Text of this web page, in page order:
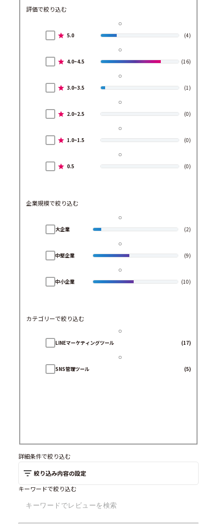
評価で絞り込む
5.0 (4)
4.0~4.5 (16)
3.0~3.5 (1)
2.0~2.5 (0)
1.0~1.5 (0)
0.5 (0)
企業規模で絞り込む
大企業 (2)
中堅企業 (9)
中小企業 (10)
カテゴリーで絞り込む
LINEマーケティングツール (17)
SNS管理ツール (5)
詳細条件で絞り込む
絞り込み内容の設定
キーワードで絞り込む